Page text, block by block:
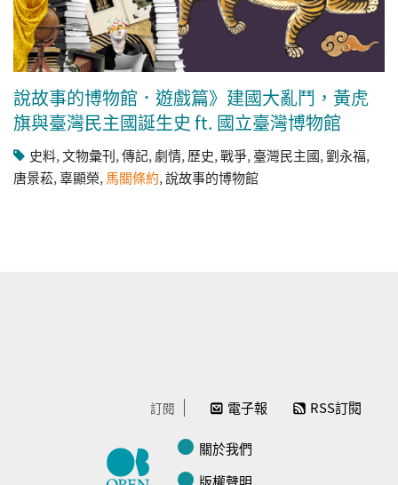
說故事的博物館．遊戲篇》建國大亂鬥，黃虎
旗與臺灣民主國誕生史 ft. 國立臺灣博物館
史料,文物彙刊,傳記, 劇情, 歷史,戰爭, 臺灣民主國,劉永福,
唐景菘,辜顯榮, 馬關條約,說故事的博物館
訂閱 電子報 RSS訂閱
關於我們
版權聲明